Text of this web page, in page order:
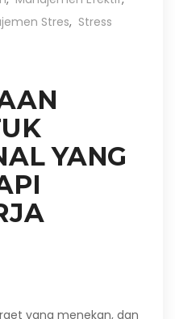
Stres, Stress
YANG
yang menekan, dan